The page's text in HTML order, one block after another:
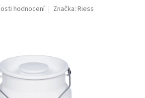
hodnocení Značka: Riess